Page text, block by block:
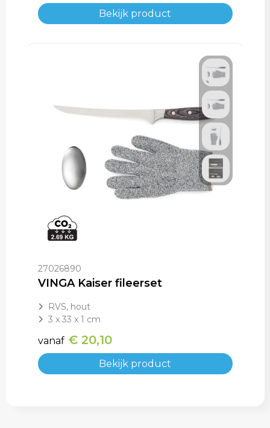
Bekijk product
27026890
VINGA Kaiser fileerset
RVS, hout
3 x 33 x 1 cm
vanaf € 20,10
Bekijk product